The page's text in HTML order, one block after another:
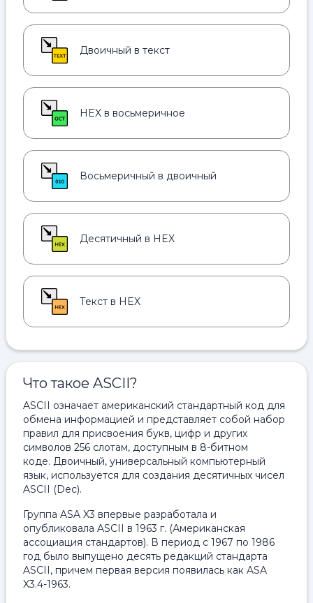
Двоичный в текст
HEX в восьмеричное
Восьмеричный в двоичный
Десятичный в HEX
Текст в HEX
Что такое ASCII?
ASCII означает американский стандартный код для
обмена информацией и представляет собой набор
правил для присвоения букв, цифр и других
символов 256 слотам, доступным в 8-битном
коде. Двоичный, универсальный компьютерный
язык, используется для создания десятичных чисел
ASCII (Dec).
Группа ASA X3 впервые разработала и
опубликовала ASCII в 1963 г. (Американская
ассоциация стандартов). В период с 1967 по 1986
год было выпущено десять редакций стандарта
ASCII, причем первая версия появилась как ASA
X3.4-1963.